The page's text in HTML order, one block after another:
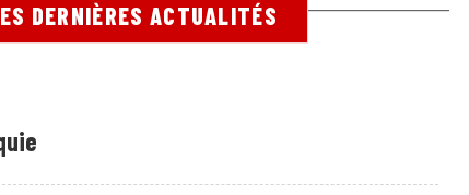
DERNIÈRES ACTUALITÉS